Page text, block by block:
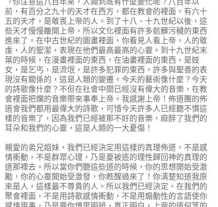
「你注意這八百年來，人類到底有什麼變化呢？八百年以
前，有百分之九十的天才在西方，都在教會的裡面，有六十
五的天才，是敬畏上帝的人。到了十八、十九世紀以後，這
些天才慢慢離開上帝，所以文化裡面有許多骯髒污穢的東西
進來了。在中古世紀的圖畫裡面，你看見人看上帝，人的敬
虔，人的聖潔，表現在他們最高最高的心靈。到十九世紀末
葉的時候，在漫畫裡面的東西，在油畫裡面的東西，是妓
女，是乞丐，是流氓，是許多犯罪的東西，許多與聖善的表
現沒有關係的，這是人類的變遷。今天的藝術像什麼？今天
的詩歌像什麼？不但在社會中間已經沒有偉大的音樂，在教
會裡面把爛的音樂帶來事奉上帝。我感謝上帝！佈道團的佈
道會我們都用最偉大的詩歌，可惜今天許多人已經聽不慣這
樣的音樂了，因為我們已經被那不好的音樂，麻醉了我們的
耳朵和我們的心靈，這是人類的一大憂傷！
親愛的弟兄姐妹，我們已經決定用這樣的真理佈道，不是感
情衝動，不是群眾心理，乃是要被造的理性歸回神的真理的
道那裡去。所以當你們聽這些道的時候，你的思想開始受激
勵，你的心靈開始受激發，你甦醒過來了！你清楚知道我原
來是人，這樣最不尊貴的人。所以我們已經決定，在我們的
聚會裡面，不是用詩歌感情衝動，不是用煽動性的言語使你